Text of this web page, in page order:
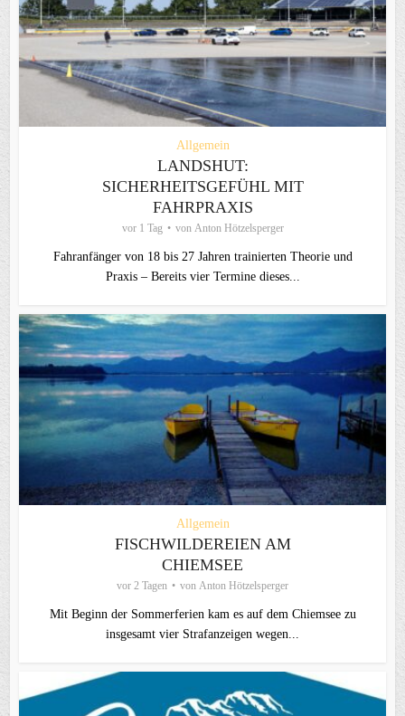
Allgemein
LANDSHUT:
SICHERHEITSGEFÜHL MIT
FAHRPRAXIS
vor 1 Tag von Anton Hötzelsperger
Fahranfänger von 18 bis 27 Jahren trainierten Theorie und
Praxis – Bereits vier Termine dieses...
Allgemein
FISCHWILDEREIEN AM
CHIEMSEE
vor 2 Tagen von Anton Hötzelsperger
Mit Beginn der Sommerferien kam es auf dem Chiemsee zu
insgesamt vier Strafanzeigen wegen...